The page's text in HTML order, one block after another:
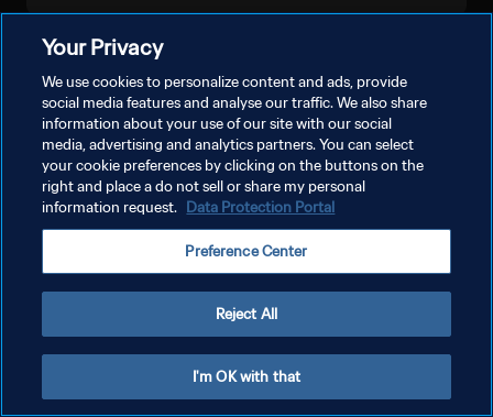
DATENSCHUTZ
NUTZUNGSBEDINGUNGEN
COOKIE-EINSTELLUNGEN VERWALTEN
Copyright © 1994 - 2026 FIFA. Alle Rechte vorbehalten.
Your Privacy
We use cookies to personalize content and ads, provide
social media features and analyse our traffic. We also share
information about your use of our site with our social
media, advertising and analytics partners. You can select
your cookie preferences by clicking on the buttons on the
right and place a do not sell or share my personal
information request. Data Protection Portal
Preference Center
Reject All
I'm OK with that